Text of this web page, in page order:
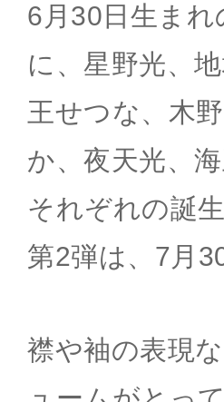
6月30日生ま
に、星野光、
王せつな、木
か、夜天光、
それぞれの誕
第2弾は、7月
襟や袖の表現